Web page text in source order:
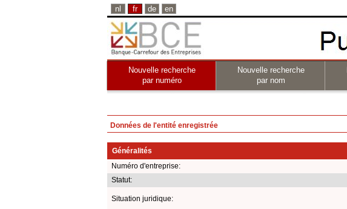
nl fr de en
Nouvelle recherche
par numéro
Nouvelle recherche
par nom
Données de l'entité enregistrée
Généralités
Numéro d'entreprise:
Statut:
Situation juridique: